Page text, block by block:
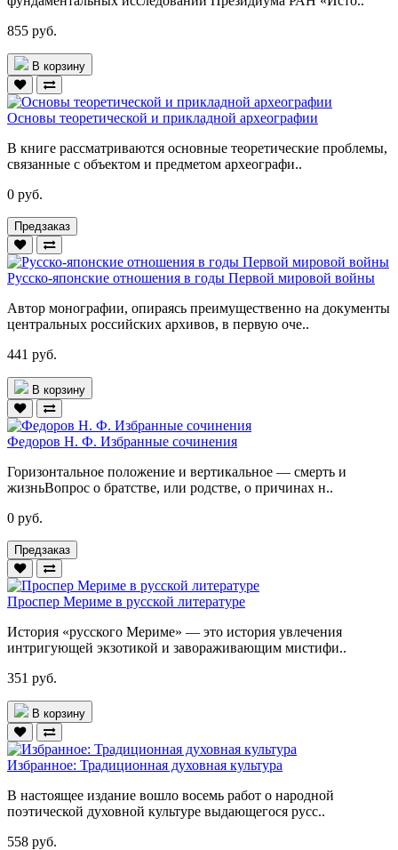
855 руб.
В корзину
Основы теоретической и прикладной археографии
В книге рассматриваются основные теоретические проблемы,
связанные с объектом и предметом археографи..
0 руб.
Предзаказ
Русско-японские отношения в годы Первой мировой войны
Автор монографии, опираясь преимущественно на документы
центральных российских архивов, в первую оче..
441 руб.
В корзину
Федоров Н. Ф. Избранные сочинения
Горизонтальное положение и вертикальное — смерть и
жизньВопрос о братстве, или родстве, о причинах н..
0 руб.
Предзаказ
Проспер Мериме в русской литературе
История «русского Мериме» — это история увлечения
интригующей экзотикой и завораживающим мистифи..
351 руб.
В корзину
Избранное: Традиционная духовная культура
В настоящее издание вошло восемь работ о народной
поэтической духовной культуре выдающегося русс..
558 руб.